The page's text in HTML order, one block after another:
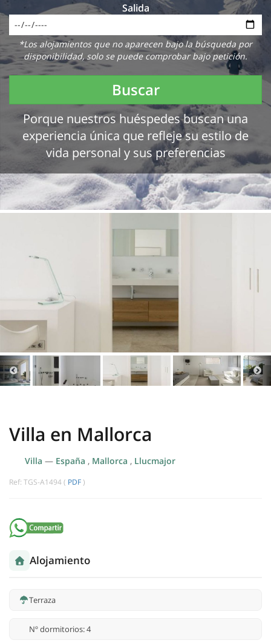
Salida
*Los alojamientos que no aparecen bajo la búsqueda por
disponibilidad, solo se puede comprobar bajo petición.
Buscar
Porque nuestros huéspedes buscan una
experiencia única que refleje su estilo de
vida personal y sus preferencias
Villa en Mallorca
Villa — España , Mallorca , Llucmajor
Ref: TGS-A1494 ( PDF )
Alojamiento
Terraza
Nº dormitorios: 4